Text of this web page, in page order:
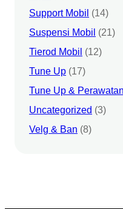
Support Mobil (14)
Suspensi Mobil (21)
Tierod Mobil (12)
Tune Up (17)
Tune Up &
Uncategorized (3)
Velg & Ban (8)